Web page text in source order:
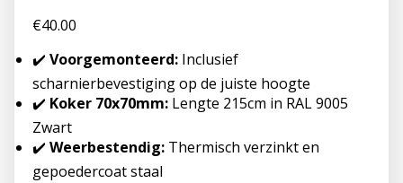
€40.00
✔️ Voorgemonteerd: Inclusief
scharnierbevestiging op de juiste hoogte
✔️ Koker 70x70mm: Lengte 215cm in RAL 9005
Zwart
✔️ Weerbestendig: Thermisch verzinkt en
gepoedercoat staal